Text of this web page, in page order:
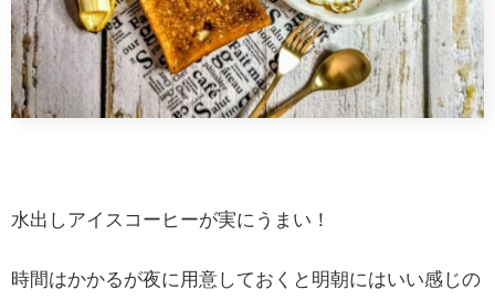
水出しアイスコーヒーが実にうまい！
時間はかかるが夜に用意しておくと明朝にはいい感じの